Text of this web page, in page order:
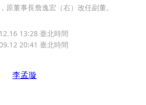
原董事長詹逸宏（右）改任副董。
13:28 臺北時間
20:41 臺北時間
李孟璇